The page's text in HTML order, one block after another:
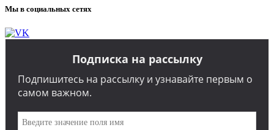
Мы в социальных сетях
Подписка на рассылку
Подпишитесь на рассылку и узнавайте первым о
самом важном.